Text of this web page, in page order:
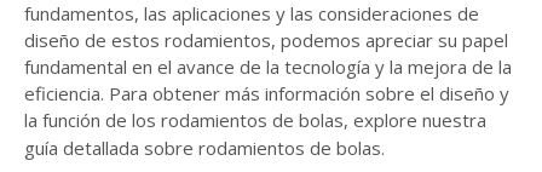
fundamentos, las aplicaciones y las consideraciones de
diseño de estos rodamientos, podemos apreciar su papel
fundamental en el avance de la tecnología y la mejora de la
eficiencia. Para obtener más información sobre el diseño y
la función de los rodamientos de bolas, explore nuestra
guía detallada sobre rodamientos de bolas.